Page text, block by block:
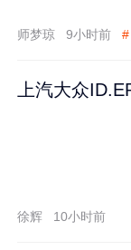
师梦琼 9小时前 #
上汽大众
徐辉 10小时前